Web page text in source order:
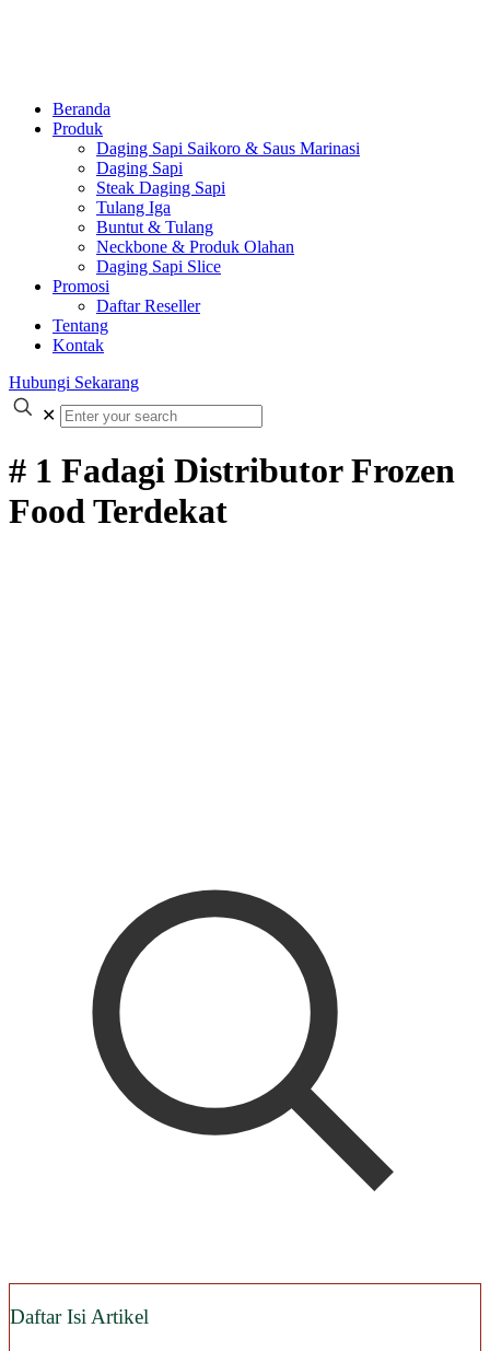
Beranda
Produk
Daging Sapi Saikoro & Saus Marinasi
Daging Sapi
Steak Daging Sapi
Tulang Iga
Buntut & Tulang
Neckbone & Produk Olahan
Daging Sapi Slice
Promosi
Daftar Reseller
Tentang
Kontak
Hubungi Sekarang
✕
# 1 Fadagi Distributor Frozen
Food Terdekat
Daftar Isi Artikel